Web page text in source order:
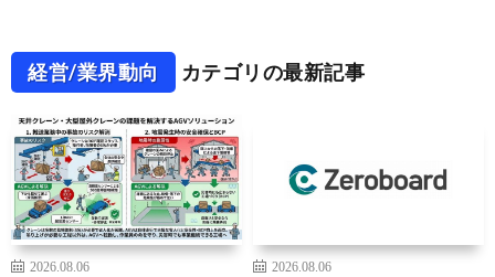
経営/業界動向 カテゴリの最新記事
2026.08.06
2026.08.06